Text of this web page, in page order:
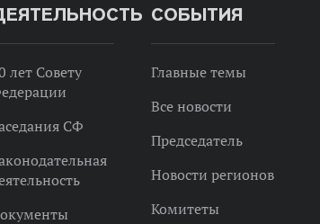
лет Совету
СФ
СОБЫТИЯ
Главные темы
Все новости
Председатель
Новости регионов
Комитеты